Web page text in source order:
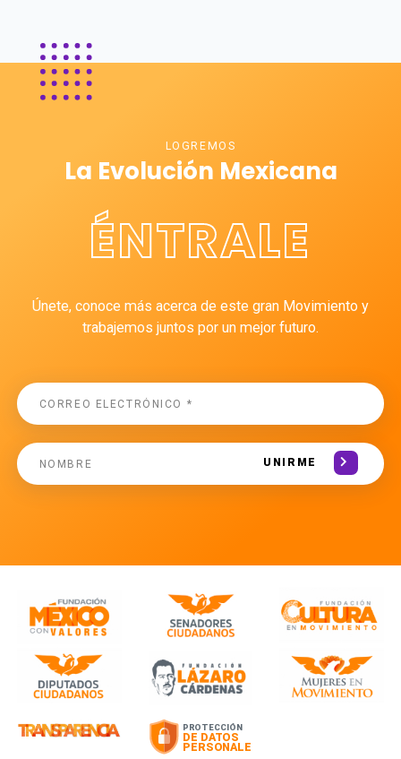
LOGREMOS
La Evolución Mexicana
ÉNTRALE
Únete, conoce más acerca de este gran Movimiento y
trabajemos juntos por un mejor futuro.
UNIRME